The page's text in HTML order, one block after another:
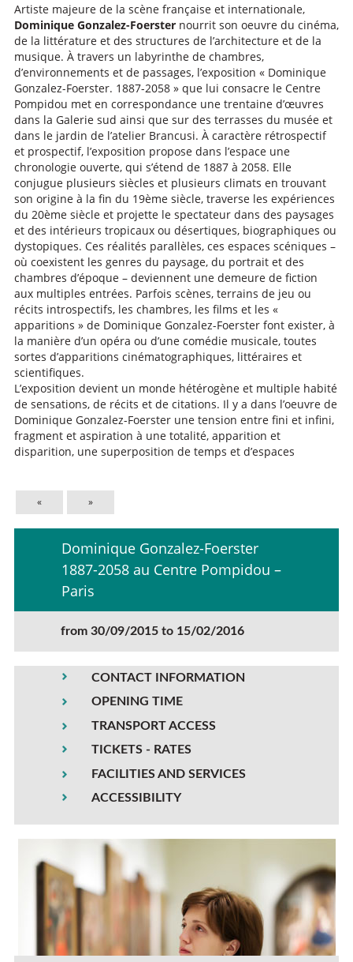
Artiste majeure de la scène française et internationale,
Dominique Gonzalez-Foerster nourrit son oeuvre du cinéma,
de la littérature et des structures de l’architecture et de la
musique. À travers un labyrinthe de chambres,
d’environnements et de passages, l’exposition « Dominique
Gonzalez-Foerster. 1887-2058 » que lui consacre le Centre
Pompidou met en correspondance une trentaine d’œuvres
dans la Galerie sud ainsi que sur des terrasses du musée et
dans le jardin de l’atelier Brancusi. À caractère rétrospectif
et prospectif, l’exposition propose dans l’espace une
chronologie ouverte, qui s’étend de 1887 à 2058. Elle
conjugue plusieurs siècles et plusieurs climats en trouvant
son origine à la fin du 19ème siècle, traverse les expériences
du 20ème siècle et projette le spectateur dans des paysages
et des intérieurs tropicaux ou désertiques, biographiques ou
dystopiques. Ces réalités parallèles, ces espaces scéniques –
où coexistent les genres du paysage, du portrait et des
chambres d’époque – deviennent une demeure de fiction
aux multiples entrées. Parfois scènes, terrains de jeu ou
récits introspectifs, les chambres, les films et les «
apparitions » de Dominique Gonzalez-Foerster font exister, à
la manière d’un opéra ou d’une comédie musicale, toutes
sortes d’apparitions cinématographiques, littéraires et
scientifiques.
L’exposition devient un monde hétérogène et multiple habité
de sensations, de récits et de citations. Il y a dans l’oeuvre de
Dominique Gonzalez-Foerster une tension entre fini et infini,
fragment et aspiration à une totalité, apparition et
disparition, une superposition de temps et d’espaces
« »
Dominique Gonzalez-Foerster
1887-2058 au Centre Pompidou –
Paris
from 30/09/2015 to 15/02/2016
CONTACT INFORMATION
OPENING TIME
TRANSPORT ACCESS
TICKETS - RATES
FACILITIES AND SERVICES
ACCESSIBILITY